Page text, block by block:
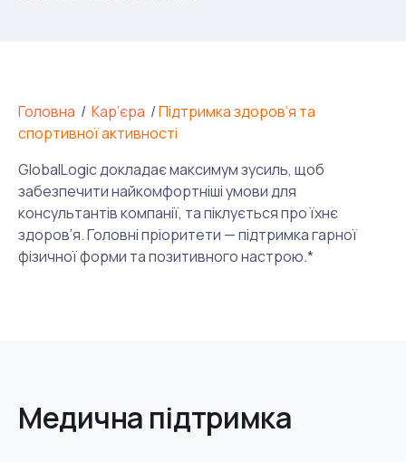
Головна / Кар’єра /Підтримка здоров’я та
спортивної активності
GlobalLogic докладає максимум зусиль, щоб
забезпечити найкомфортніші умови для
консультантів компанії, та піклується про їхнє
здоров’я. Головні пріоритети — підтримка гарної
фізичної форми та позитивного настрою.*
Медична підтримка